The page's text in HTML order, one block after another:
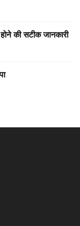
की सटीक जानकारी